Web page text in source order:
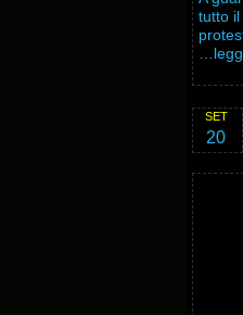
tutto il
SET
20